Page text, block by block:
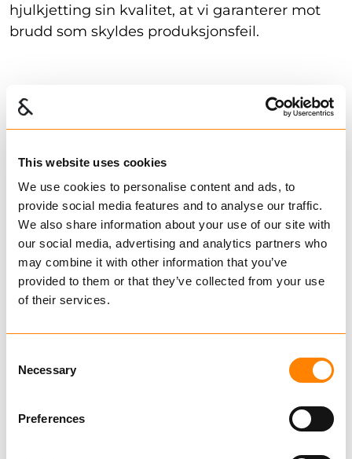
This website uses cookies
We use cookies to personalise content and ads, to
provide social media features and to analyse our traffic.
We also share information about your use of our site with
our social media, advertising and analytics partners who
may combine it with other information that you’ve
provided to them or that they’ve collected from your use
of their services.
Selection
Necessary
Preferences
hjulkjetting sin kvalitet, at vi garanterer mot
brudd som skyldes produksjonsfeil.
Utvalgte produkter
FAST TRAC
M/FIRKANTPIGG 8MM
kr 15 700,00Ekskl. mva